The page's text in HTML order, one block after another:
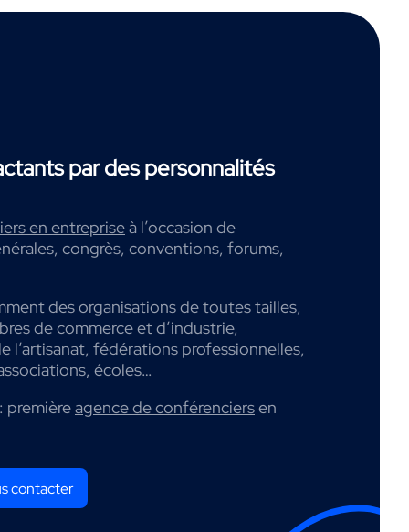
par des personnalités
en entrepriseà l’occasion de
congrès, conventions, forums,
des organisations de toutes tailles,
de commerce et d’industrie,
l’artisanat, fédérations professionnelles,
écoles…
premièreagence de conférenciersen
contacter